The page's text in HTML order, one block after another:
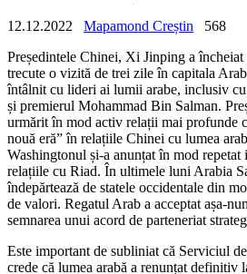
12.12.2022 Mapamond Creștin
568
Președintele Chinei, Xi Jinping a încheiat
trecute o vizită de trei zile în capitala
întâlnit cu lideri ai lumii arabe, inclusiv
și premierul Mohammad Bin Salman.
urmărit în mod activ relații mai profunde
nouă eră” în relațiile Chinei cu lumea
Washingtonul și-a anunțat în mod repetat
relațiile cu Riad. În ultimele luni Arabia
îndepărtează de statele occidentale din
de valori. Regatul Arab a acceptat așa-
semnarea unui acord de parteneriat
Este important de subliniat că Serviciul
crede că lumea arabă a renunțat definitiv